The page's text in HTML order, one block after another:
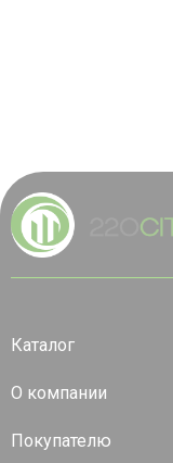
Каталог
О компании
Покупателю